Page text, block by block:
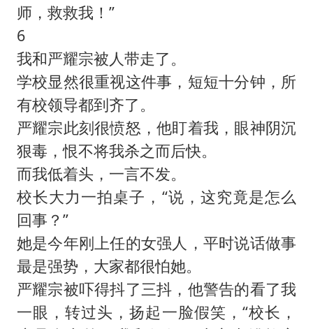
师，救救我！”
6
我和严耀宗被人带走了。
学校显然很重视这件事，短短十分钟，所
有校领导都到齐了。
严耀宗此刻很愤怒，他盯着我，眼神阴沉
狠毒，恨不将我杀之而后快。
而我低着头，一言不发。
校长大力一拍桌子，“说，这究竟是怎么
回事？”
她是今年刚上任的女强人，平时说话做事
最是强势，大家都很怕她。
严耀宗被吓得抖了三抖，他警告的看了我
一眼，转过头，扬起一脸假笑，“校长，